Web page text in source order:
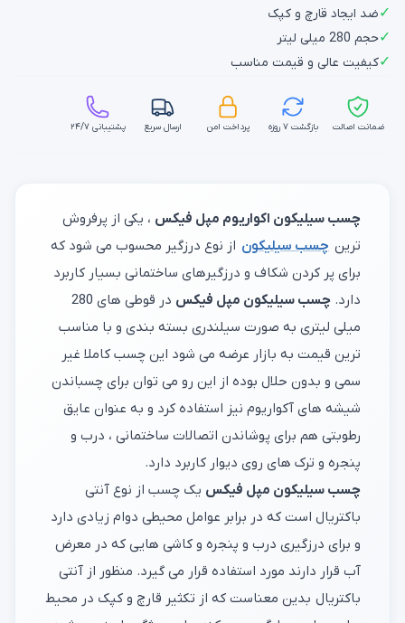
✓ضد ایجاد قارچ و کپک
✓حجم 280 میلی لیتر
✓کیفیت عالی و قیمت مناسب
ضمانت اصالت بازگشت ۷ روزه پرداخت امن ارسال سریع پشتیبانی ۲۴/۷
چسب سیلیکون اکواریوم مپل فیکس ، یکی از پرفروش
ترین چسب سیلیکون از نوع درزگیر محسوب می شود که
برای پر کردن شکاف و درزگیرهای ساختمانی بسیار کاربرد
دارد. چسب سیلیکون مپل فیکس
در قوطی های 280
میلی لیتری به صورت سیلندری بسته بندی و با مناسب
ترین قیمت به بازار عرضه می شود این چسب کاملا غیر
سمی و بدون حلال بوده از این رو می توان برای چسباندن
شیشه های آکواریوم نیز استفاده کرد و به عنوان عایق
رطوبتی هم برای پوشاندن اتصالات ساختمانی ، درب و
پنجره و ترک های روی دیوار کاربرد دارد.
چسب سیلیکون مپل فیکس یک چسب از نوع آنتی
باکتریال است که در برابر عوامل محیطی دوام زیادی دارد
و برای درزگیری درب و پنجره و کاشی هایی که در معرض
آب قرار دارند مورد استفاده قرار می گیرد. منظور از آنتی
باکتریال بدین معناست که از تکثیر قارچ و کپک در محیط